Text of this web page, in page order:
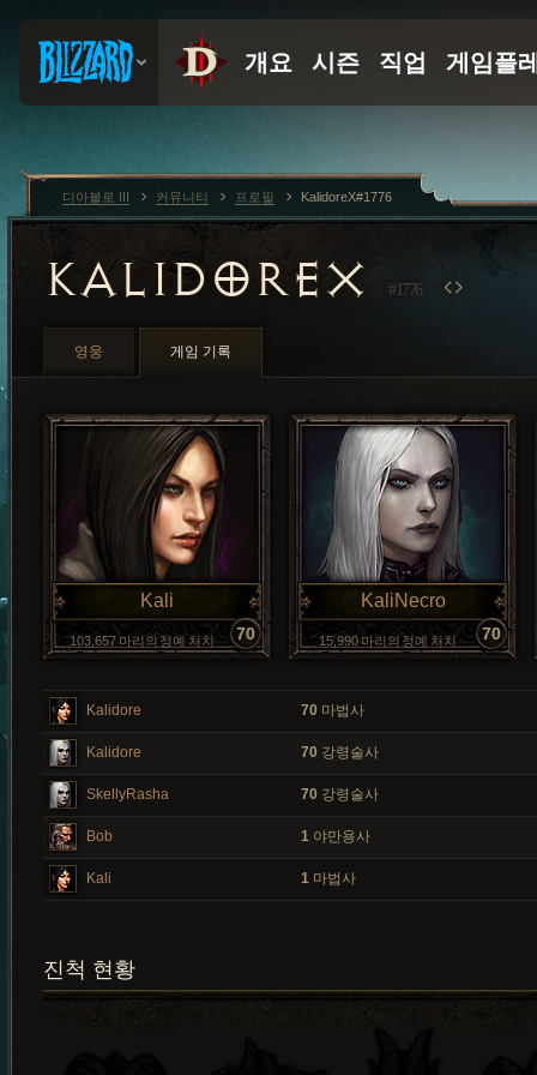
KALIDOREX #1776
영웅 게임 기록
Kali
103,657 마리의 정예 처치 70
KaliNecro
15,990 마리의 정예 처치 70
Kalidore 70 마법사
Kalidore 70 강령술사
SkellyRasha 70 강령술사
Bob 1 야만용사
Kali 1 마법사
진척 현황
디아블로 III 커뮤니티 프로필 KalidoreX#1776